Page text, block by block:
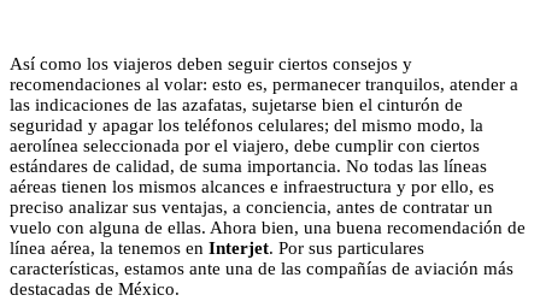
Así como los viajeros deben seguir ciertos consejos y
recomendaciones al volar: esto es, permanecer tranquilos, atender a
las indicaciones de las azafatas, sujetarse bien el cinturón de
seguridad y apagar los teléfonos celulares; del mismo modo, la
aerolínea seleccionada por el viajero, debe cumplir con ciertos
estándares de calidad, de suma importancia. No todas las líneas
aéreas tienen los mismos alcances e infraestructura y por ello, es
preciso analizar sus ventajas, a conciencia, antes de contratar un
vuelo con alguna de ellas. Ahora bien, una buena recomendación de
línea aérea, la tenemos en Interjet. Por sus particulares
características, estamos ante una de las compañías de aviación más
destacadas de México.